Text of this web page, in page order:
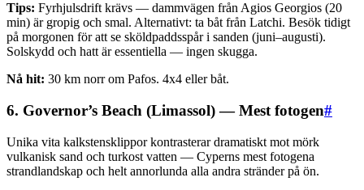
Tips: Fyrhjulsdrift krävs — dammvägen från Agios Georgios (20
min) är gropig och smal. Alternativt: ta båt från Latchi. Besök tidigt
på morgonen för att se sköldpaddsspår i sanden (juni–augusti).
Solskydd och hatt är essentiella — ingen skugga.
Nå hit: 30 km norr om Pafos. 4x4 eller båt.
6. Governor’s Beach (Limassol) — Mest fotogen#
Unika vita kalkstensklippor kontrasterar dramatiskt mot mörk
vulkanisk sand och turkost vatten — Cyperns mest fotogena
strandlandskap och helt annorlunda alla andra stränder på ön.